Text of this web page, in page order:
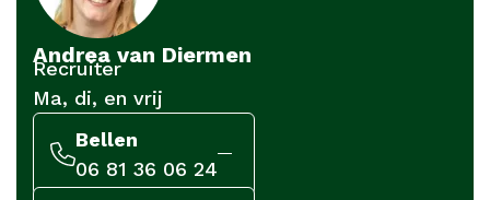
Andrea van Diermen
Recruiter
Ma, di, en vrij
Bellen
06 81 36 06 24